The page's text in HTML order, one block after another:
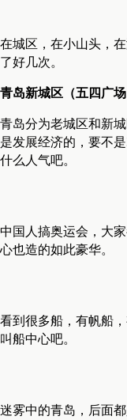
在城区，在小山头，
了好几次。
青岛新城区（五四广
青岛分为老城区和新
是发展经济的，要不
什么人气吧。
中国人搞奥运会，大
心也造的如此豪华。
看到很多船，有帆船
叫船中心吧。
迷雾中的青岛，后面